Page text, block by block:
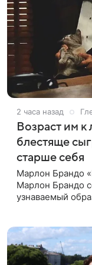
2 часа назад
Возраст им к
блестяще
старше себя
Марлон Брандо
Марлон Брандо
узнаваемый